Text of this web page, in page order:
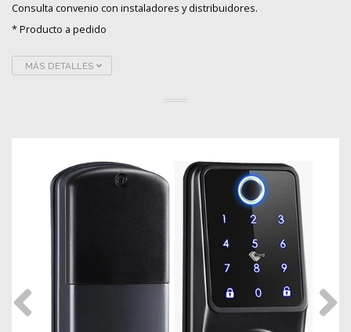
Consulta convenio con instaladores y distribuidores.
* Producto a pedido
MÁS DETALLES